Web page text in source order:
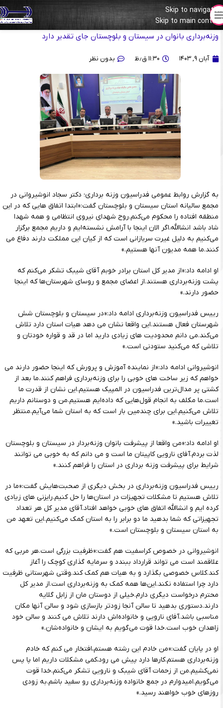
Skip to navigation
Skip to main content
سجاد انوشیروانی:مدیون سربازان با غیرت ایران هستیم/پیشرفت
وزنه‌برداری بانوان در سیستان و بلوچستان جای تقدیر دارد
آبان ۹, ۱۴۰۳ ۱۱:۳۰ ق٫ظ بدون نظر
به گزارش روابط عمومی فدراسیون وزنه برداری؛ دکتر سجاد انوشیروانی در
مجمع سالیانه استان سیستان و بلوچستان گفت:«ابتدا اتفاق هایی که در این
منطقه افتاده را محکوم می‌کنم.روح شهدای نیروی انتظامی و همه شهدا
شاد باشد انشاالله.اگر الان اینجا با آرامش نشسته‌ایم و داریم مجمع برگزار
می‌کنیم به دلیل غیرت سربازانی است که از کیان این مملکت دارند دفاع می
کنند.ما همه مدیون آنها هستیم.»
او ادامه داد:«از مدیر کل استان برادر خوبم آقای شیبک تشکر می‌کنم که
پشت وزنه‌برداری هستند.از اعضای مجمع و روسای شهرستان‌ها که اینجا
حضور دارند.»
رییس فدراسیون وزنه‌برداری ادامه داد:«در سیستان و بلوچستان شش
شهرستان فعال هستند.این واقعا نشان می دهد هیات استان دارد تلاش
می‌کند.می دانم محدودیت های زیادی دارید اما در قد و قواره خودتان و
تلاشی که می‌کنید ستودنی است.»
انوشیروانی ادامه داد:«از نماینده آموزش و پرورش که اینجا حضور دارند می
خواهم که زیر ساخت های خوبی را برای وزنه‌برداری فراهم کنند.ما بعد از
کشتی پر مدال‌ترین فدراسیون در المپیک هستیم.این نشان از قدرت ما
است.ما مکلف به انجام قول‌هایی که داده‌ایم هستیم.من و دوستانم داریم
تلاش می‌کنیم.این برای چندمین بار است که به استان شما می‌آیم.منتظر
تغییرات باشید.»
او ادامه داد؛«من واقعا از پیشرفت بانوان وزنه‌بردار در سیستان و بلوچستان
لذت بردم.آفای نارویی کاپیتان ما است و می دانم که به خوبی می توانند
شرایط برای پیشرفت وزنه برداری در استان را فراهم کنند.»
رییس فدراسیون وزنه‌برداری در بخش دیگری از صحبت‌هایش گفت:«ما در
تلاش هستیم تا مشکلات تجهیزات در استان‌ها را حل کنیم.رایزنی های زیادی
کرده ایم و انشاالله اتفاق های خوبی خواهد افتاد.آقای مدیر کل هر تعداد
تجهیزاتی که شما بدهید ما دو برابر را به استان کمک می‌کنیم.این تعهد من
به استان سیستان و بلوچستان است.»
انوشیروانی در خصوص کراسفیت هم گفت:«ظرفیت بزرگی است.هر مربی که
علاقمند است می تواند قرارداد ببندد و سرمایه گذاری کوچک را آغاز
کند.کلاس خصوصی بگذارد و به هیات هم کمک کند.وقتی شهرستانی ظرفیت
دارد چرا استفاده نکند.این‌ها همه کمک به وزنه‌برداری است.از مدیر کل
محترم درخواست دیگری دارم.خیلی از دوستان مان از زابل گلایه
دارند.دستوری بدهید تا سالن آنجا زودتر بازسازی شود و سالن آنها مکان
مناسبی باشد.آفای نارویی و خانواده‌اش دارند تلاش می کنند و سالن خود
زاهدان خوب است.خدا قوت می‌گویم به ایشان و خانواده‌شان.»
او در پایان گفت:«من خادم این رشته هستم،افتخار می کنم که خادم
وزنه‌برداری هستم.کارها دارد پیش می رود،کمی مشکلات داریم اما پا پس
نمی‌کشیم.من از زحمات آقای شیبک و نارویی تشکر می‌کنم.خدا قوت
می‌گویم.امیدوارم در جمع خانواده وزنه‌برداری رو سفید باشم.به زودی
روزهای خوب خواهند رسید.»